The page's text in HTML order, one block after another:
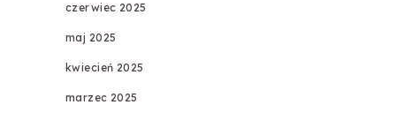
czerwiec 2025
maj 2025
kwiecień 2025
marzec 2025